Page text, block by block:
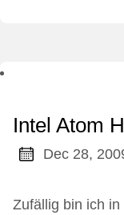
Intel Atom
Dec 28,
Zufällig bin ich